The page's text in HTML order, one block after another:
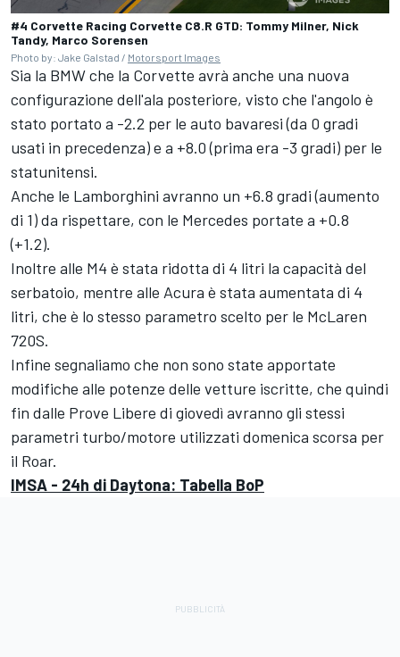
#4 Corvette Racing Corvette C8.R GTD: Tommy Milner, Nick
Tandy, Marco Sorensen
Photo by: Jake Galstad / Motorsport Images
Sia la BMW che la Corvette avrà anche una nuova
configurazione dell'ala posteriore, visto che l'angolo è
stato portato a -2.2 per le auto bavaresi (da 0 gradi
usati in precedenza) e a +8.0 (prima era -3 gradi) per le
statunitensi.
Anche le Lamborghini avranno un +6.8 gradi (aumento
di 1) da rispettare, con le Mercedes portate a +0.8
(+1.2).
Inoltre alle M4 è stata ridotta di 4 litri la capacità del
serbatoio, mentre alle Acura è stata aumentata di 4
litri, che è lo stesso parametro scelto per le McLaren
720S.
Infine segnaliamo che non sono state apportate
modifiche alle potenze delle vetture iscritte, che quindi
fin dalle Prove Libere di giovedì avranno gli stessi
parametri turbo/motore utilizzati domenica scorsa per
il Roar.
IMSA - 24h di Daytona: Tabella BoP